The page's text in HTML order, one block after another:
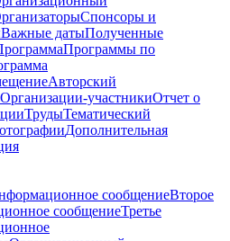
Спонсоры и
Важные датыПолученные
Программы по
Авторский
Организации-участникиОтчет о
ТрудыТематический
Дополнительная
сообщениеВторое
сообщениеТретье